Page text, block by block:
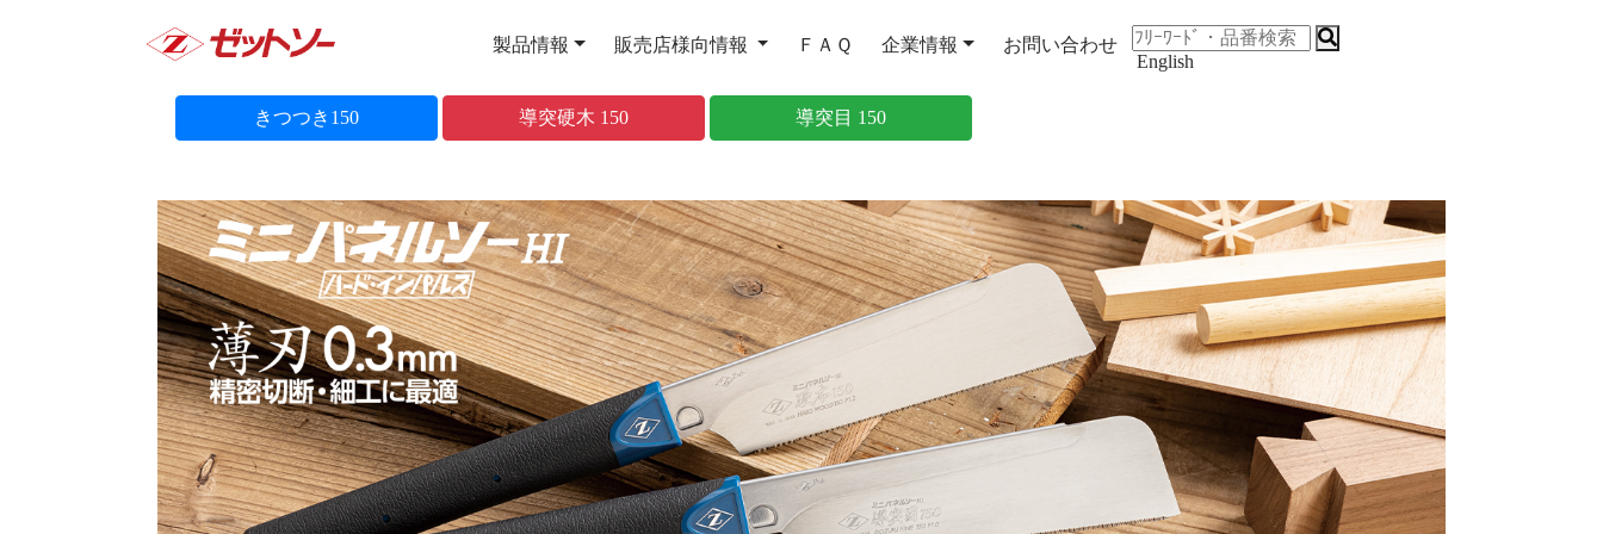
製品情報 販売店様向情報 ＦＡＱ 企業情報
お問い合わせ
English
きつつき150 導突硬木 150 導突目 150